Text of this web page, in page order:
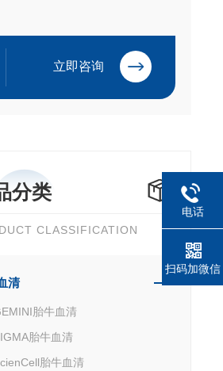
细胞的培养需求。
立即咨询
分类
CLASSIFICATION
清
胎牛血清
胎牛血清
胎牛血清
电话
扫码加微信